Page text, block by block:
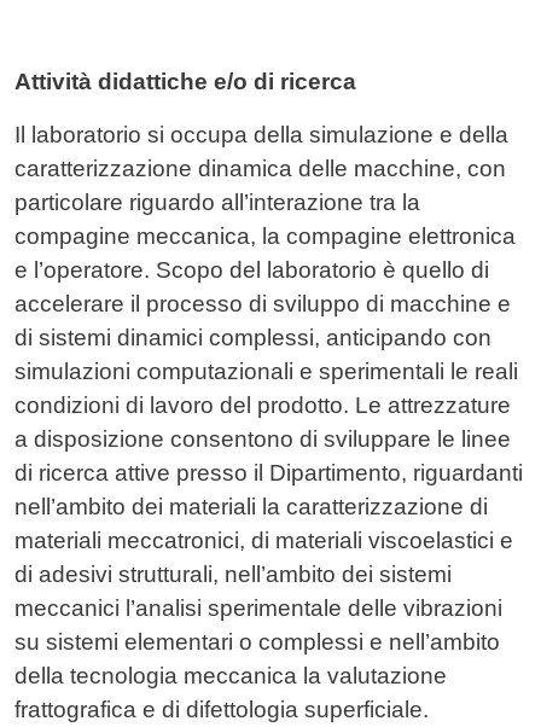
Attività didattiche e/o di ricerca
Il laboratorio si occupa della simulazione e della
caratterizzazione dinamica delle macchine, con
particolare riguardo all’interazione tra la
compagine meccanica, la compagine elettronica
e l’operatore. Scopo del laboratorio è quello di
accelerare il processo di sviluppo di macchine e
di sistemi dinamici complessi, anticipando con
simulazioni computazionali e sperimentali le reali
condizioni di lavoro del prodotto. Le attrezzature
a disposizione consentono di sviluppare le linee
di ricerca attive presso il Dipartimento, riguardanti
nell’ambito dei materiali la caratterizzazione di
materiali meccatronici, di materiali viscoelastici e
di adesivi strutturali, nell’ambito dei sistemi
meccanici l’analisi sperimentale delle vibrazioni
su sistemi elementari o complessi e nell’ambito
della tecnologia meccanica la valutazione
frattografica e di difettologia superficiale.